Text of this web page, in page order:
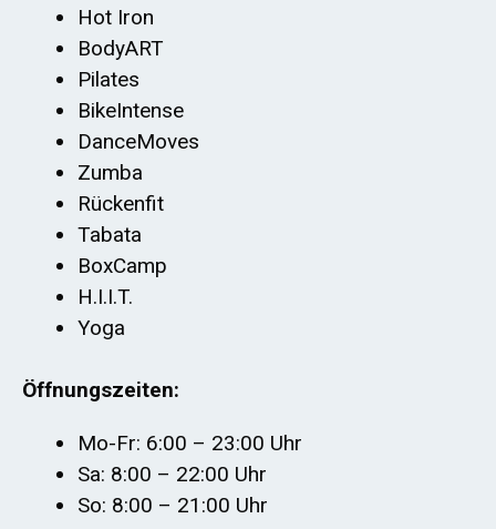
Hot Iron
BodyART
Pilates
BikeIntense
DanceMoves
Zumba
Rückenfit
Tabata
BoxCamp
H.I.I.T.
Yoga
Öffnungszeiten:
Mo-Fr: 6:00 – 23:00 Uhr
Sa: 8:00 – 22:00 Uhr
So: 8:00 – 21:00 Uhr